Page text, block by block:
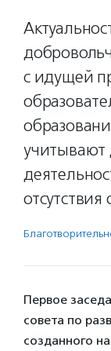
с идущей
учитывают
Первое
совета по
созданного